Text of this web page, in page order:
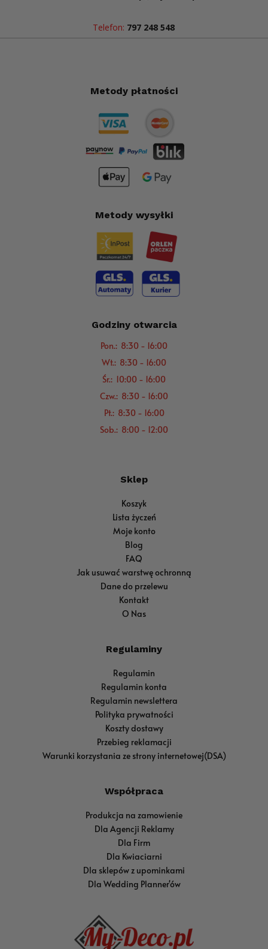
Telefon: 797 248 548
Metody płatności
Metody wysyłki
Godziny otwarcia
Pon.: 8:30 - 16:00
Wt.: 8:30 - 16:00
Śr.: 10:00 - 16:00
Czw.: 8:30 - 16:00
Pt.: 8:30 - 16:00
Sob.: 8:00 - 12:00
Sklep
Koszyk
Lista życzeń
Moje konto
Blog
FAQ
Jak usuwać warstwę ochronną
Dane do przelewu
Kontakt
O Nas
Regulaminy
Regulamin
Regulamin konta
Regulamin newslettera
Polityka prywatności
Koszty dostawy
Przebieg reklamacji
Warunki korzystania ze strony internetowej(DSA)
Współpraca
Produkcja na zamowienie
Dla Agencji Reklamy
Dla Firm
Dla Kwiaciarni
Dla sklepów z upominkami
Dla Wedding Planner'ów